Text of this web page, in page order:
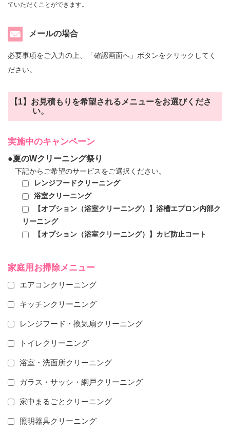
ていただくことができます。
メールの場合
必要事項をご入力の上、「確認画面へ」ボタンをクリックしてく
ださい。
【1】お見積もりを希望されるメニューをお選びくださ
い。
実施中のキャンペーン
●夏のWクリーニング祭り
下記からご希望のサービスをご選択ください。
レンジフードクリーニング
浴室クリーニング
【オプション（浴室クリーニング）】浴槽エプロン内部ク
リーニング
【オプション（浴室クリーニング）】カビ防止コート
家庭用お掃除メニュー
エアコンクリーニング
キッチンクリーニング
レンジフード・換気扇クリーニング
トイレクリーニング
浴室・洗面所クリーニング
ガラス・サッシ・網戸クリーニング
家中まるごとクリーニング
照明器具クリーニング